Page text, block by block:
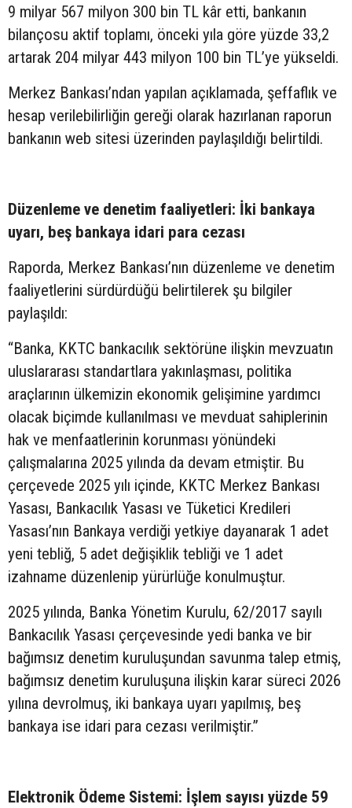
9 milyar 567 milyon 300 bin TL kâr etti, bankanın
bilançosu aktif toplamı, önceki yıla göre yüzde 33,2
artarak 204 milyar 443 milyon 100 bin TL’ye yükseldi.
Merkez Bankası’ndan yapılan açıklamada, şeffaflık ve
hesap verilebilirliğin gereği olarak hazırlanan raporun
bankanın web sitesi üzerinden paylaşıldığı belirtildi.
Düzenleme ve denetim faaliyetleri: İki bankaya
uyarı, beş bankaya idari para cezası
Raporda, Merkez Bankası’nın düzenleme ve denetim
faaliyetlerini sürdürdüğü belirtilerek şu bilgiler
paylaşıldı:
“Banka, KKTC bankacılık sektörüne ilişkin mevzuatın
uluslararası standartlara yakınlaşması, politika
araçlarının ülkemizin ekonomik gelişimine yardımcı
olacak biçimde kullanılması ve mevduat sahiplerinin
hak ve menfaatlerinin korunması yönündeki
çalışmalarına 2025 yılında da devam etmiştir. Bu
çerçevede 2025 yılı içinde, KKTC Merkez Bankası
Yasası, Bankacılık Yasası ve Tüketici Kredileri
Yasası’nın Bankaya verdiği yetkiye dayanarak 1 adet
yeni tebliğ, 5 adet değişiklik tebliği ve 1 adet
izahname düzenlenip yürürlüğe konulmuştur.
2025 yılında, Banka Yönetim Kurulu, 62/2017 sayılı
Bankacılık Yasası çerçevesinde yedi banka ve bir
bağımsız denetim kuruluşundan savunma talep etmiş,
bağımsız denetim kuruluşuna ilişkin karar süreci 2026
yılına devrolmuş, iki bankaya uyarı yapılmış, beş
bankaya ise idari para cezası verilmiştir.”
Elektronik Ödeme Sistemi: İşlem sayısı yüzde 59